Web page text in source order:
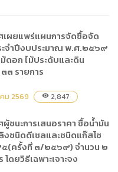
เผยแพร่แผนการจัดซื้อจัด
ะจำปีงบประมาณ พ.ศ.๒๕๖๙
ดอก ไม้ประดับและดิน
๓ รายการ
ม 2569 visibility 2,847
ผู้ชนะการเสนอราคา ซื้อน้ำมัน
งชนิดดีเซลและชนิดแก๊สโซ
(ครั้งที่ ๓/๒๕๖๙) จำนวน ๒
โดยวิธีเฉพาะเจาะจง